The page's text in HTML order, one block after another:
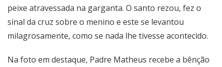
peixe atravessada na garganta. O santo rezou, fez o
sinal da cruz sobre o menino e este se levantou
milagrosamente, como se nada lhe tivesse acontecido.
Na foto em destaque, Padre Matheus recebe a bênção